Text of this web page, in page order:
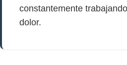
constantemente
dolor.